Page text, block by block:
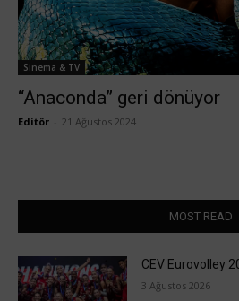
Sinema & TV
“Anaconda” geri dönüyor
Editör 21 Ağustos 2024
MOST READ
CEV Eurovolley
3 Ağustos 2026